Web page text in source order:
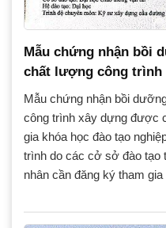
Mẫu chứng nhận bồi
chất lượng công trình
Mẫu chứng nhận bồi
công trình xây dựng được
gia khóa học đào tạo
trình do các cở sở đào
nhân cần đăng ký tham